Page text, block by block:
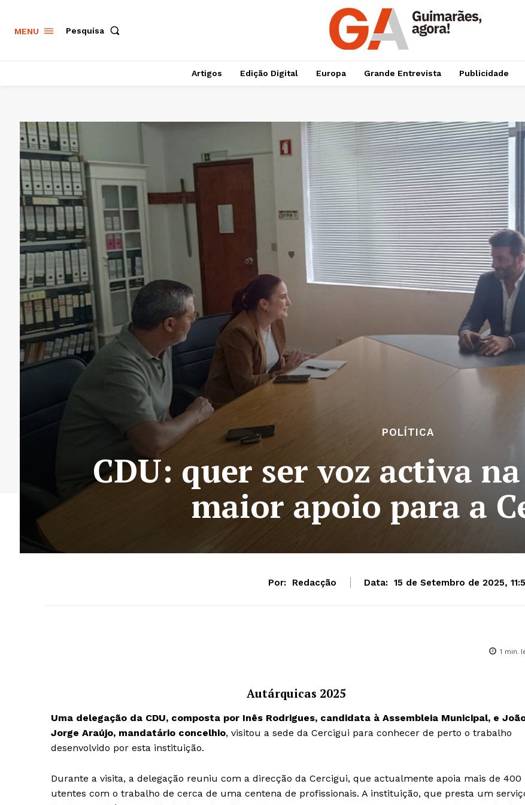
MENU Pesquisa
Artigos Edição Digital Europa Grande Entrevista Publicidade
POLÍTICA
CDU: quer ser voz activa
maior apoio para a
Por: Redacção Data: 15 de Setembro de 2025,
1 min.
Autárquicas 2025
Uma delegação da CDU, composta por Inês Rodrigues, candidata à Assembleia Municipal, e
Jorge Araújo, mandatário concelhio, visitou a sede da Cercigui para conhecer de perto o trabalho
desenvolvido por esta instituição.
Durante a visita, a delegação reuniu com a direcção da Cercigui, que actualmente apoia mais de 400
utentes com o trabalho de cerca de uma centena de profissionais. A instituição, que presta um